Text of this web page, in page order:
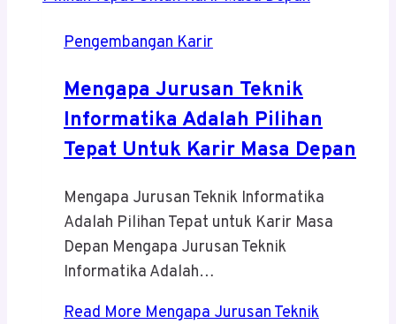
Pengembangan Karir
Mengapa Jurusan Teknik
Informatika Adalah Pilihan
Tepat Untuk Karir Masa Depan
Mengapa Jurusan Teknik Informatika
Adalah Pilihan Tepat untuk Karir Masa
Depan Mengapa Jurusan Teknik
Informatika Adalah…
Read MoreMengapa Jurusan Teknik